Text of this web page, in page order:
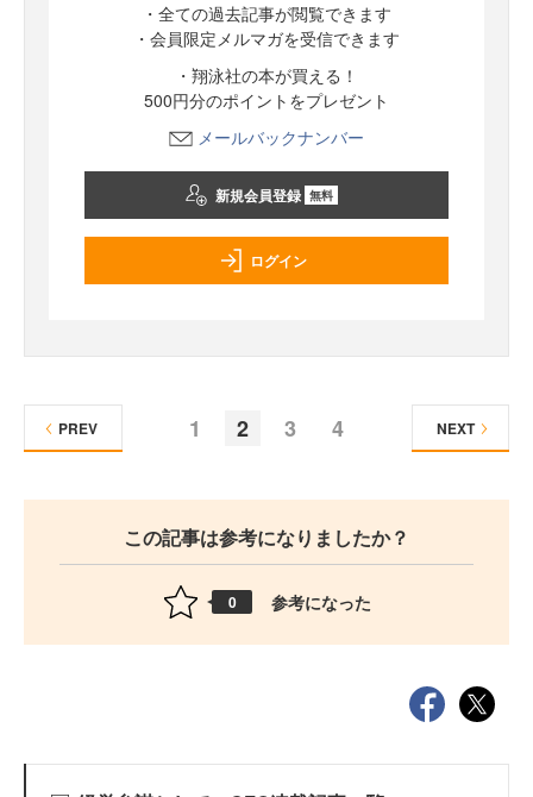
・全ての過去記事が閲覧できます
・会員限定メルマガを受信できます
・翔泳社の本が買える！
500円分のポイントをプレゼント
メールバックナンバー
新規会員登録 無料
ログイン
1 2 3 4
PREV NEXT
この記事は参考になりましたか？
0 参考になった